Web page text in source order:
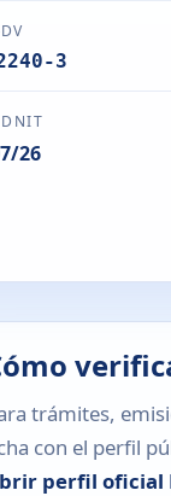
3
26
trámites,
con el perfil
perfil oficial